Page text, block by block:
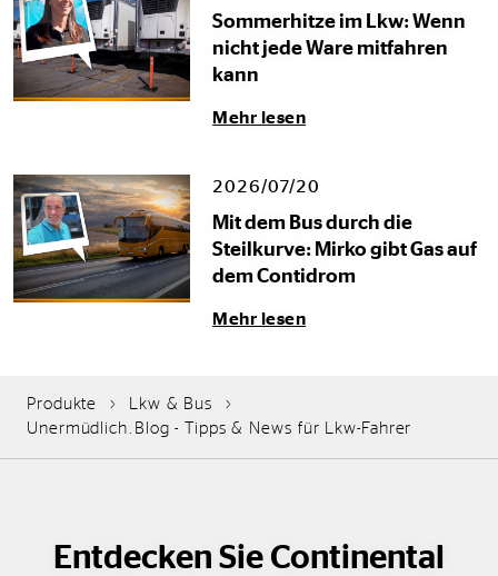
Sommerhitze im Lkw: Wenn
nicht jede Ware mitfahren
kann
Mehr lesen
2026/07/20
Mit dem Bus durch die
Steilkurve: Mirko gibt Gas auf
dem Contidrom
Mehr lesen
Produkte
Lkw & Bus
Unermüdlich.Blog - Tipps & News für Lkw-Fahrer
Entdecken Sie Continental